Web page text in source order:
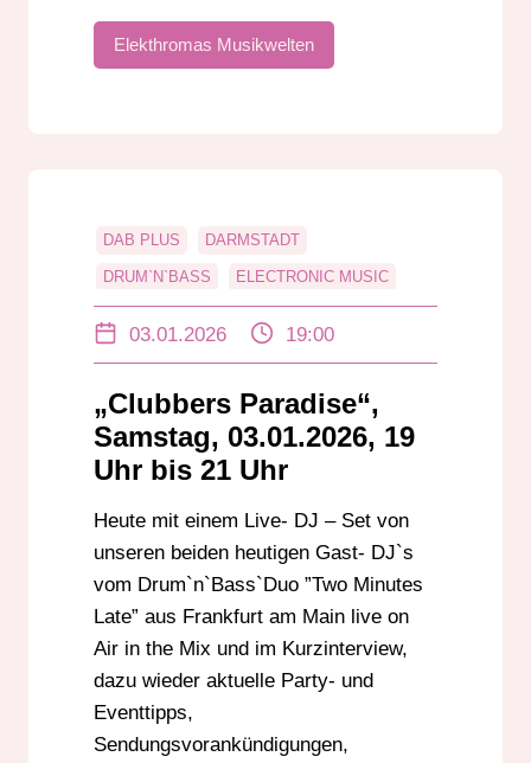
Elekthromas Musikwelten
DAB PLUS DARMSTADT
DRUM`N`BASS ELECTRONIC MUSIC
ONLINERADIOVERBREITUNG
TWO MINUTES LATE UKW
03.01.2026 19:00
„Clubbers Paradise“,
Samstag, 03.01.2026, 19
Uhr bis 21 Uhr
Heute mit einem Live- DJ – Set von
unseren beiden heutigen Gast- DJ`s
vom Drum`n`Bass`Duo ”Two Minutes
Late” aus Frankfurt am Main live on
Air in the Mix und im Kurzinterview,
dazu wieder aktuelle Party- und
Eventtipps,
Sendungsvorankündigungen,